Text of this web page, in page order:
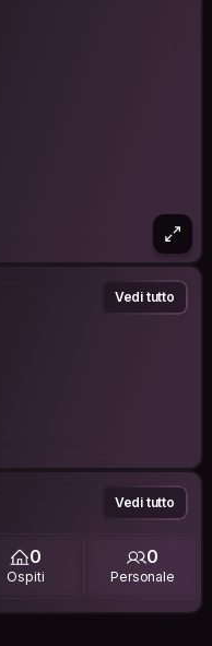
Vedi tutto
Vedi tutto
0
Ospiti
0
Personale